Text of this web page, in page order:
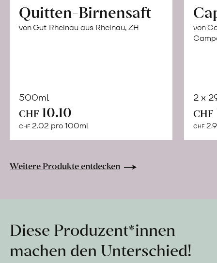
Quitten-Birnensaft
von Gut Rheinau aus Rheinau, ZH
500ml
CHF 10.10
CHF 2.02 pro 100ml
Warenkorb
von
2 x
CHF
CHF
Weitere Produkte entdecken
Diese Produzent*innen
machen den Unterschied!